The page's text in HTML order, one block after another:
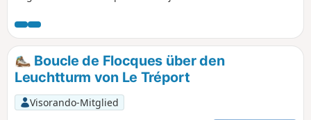
Boucle de Flocques über den
Leuchtturm von Le Tréport
Visorando-Mitglied